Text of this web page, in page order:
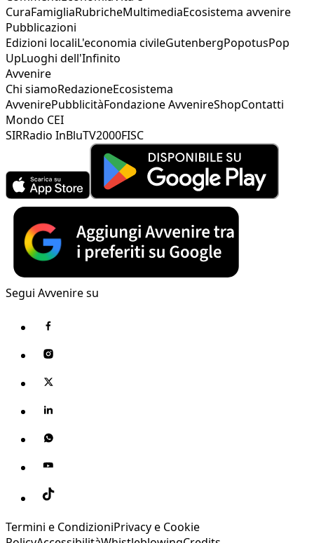
CuraFamigliaRubricheMultimediaEcosistema avvenire
Pubblicazioni
Edizioni localiL'economia civileGutenbergPopotusPop
UpLuoghi dell'Infinito
Avvenire
Chi siamoRedazioneEcosistema
AvvenirePubblicitàFondazione AvvenireShopContatti
Mondo CEI
SIRRadio InBluTV2000FISC
Segui Avvenire su
Termini e CondizioniPrivacy e Cookie